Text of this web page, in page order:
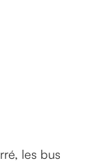
les bus